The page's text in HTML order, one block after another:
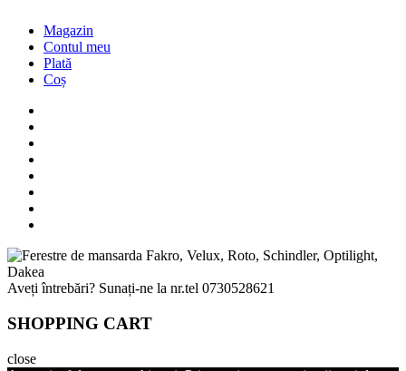
Magazin
Contul meu
Plată
Coș
Aveți întrebări? Sunați-ne la nr.tel 0730528621
SHOPPING CART
close